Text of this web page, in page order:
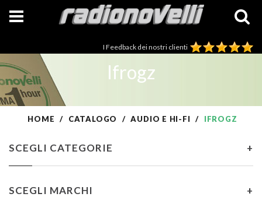
I Feedback dei nostri clienti
Ifrogz
HOME CATALOGO AUDIO E HI-FI IFROGZ
SCEGLI CATEGORIE +
SCEGLI MARCHI +